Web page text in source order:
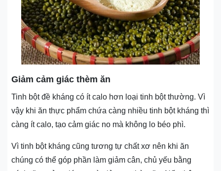
Giảm cảm giác thèm ăn
Tinh bột đề kháng có ít calo hơn loại tinh bột thường. Vì
vậy khi ăn thực phẩm chứa càng nhiều tinh bột kháng thì
càng ít calo, tạo cảm giác no mà không lo béo phì.
Vì tinh bột kháng cũng tương tự chất xơ nên khi ăn
chúng có thể góp phần làm giảm cân, chủ yếu bằng